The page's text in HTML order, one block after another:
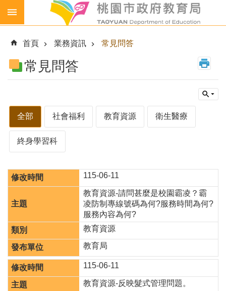
跳到主要內容區塊
生
鮮
乳
營
養
午
餐
級
學
兒
園
所
學
習
資
首頁 業務資訊 常見問答
常見問答
全部 社會福利 教育資源 衛生醫療
終身學習科
115-06-11
教育資源-請問甚麼是校園霸凌？霸
凌防制專線號碼為何?服務時間為何?
服務內容為何?
教育資源
教育局
115-06-11
教育資源-反映髮式管理問題。